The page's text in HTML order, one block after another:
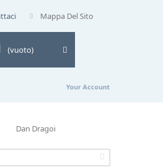
Mappa Del Sito
(vuoto)
Your Account